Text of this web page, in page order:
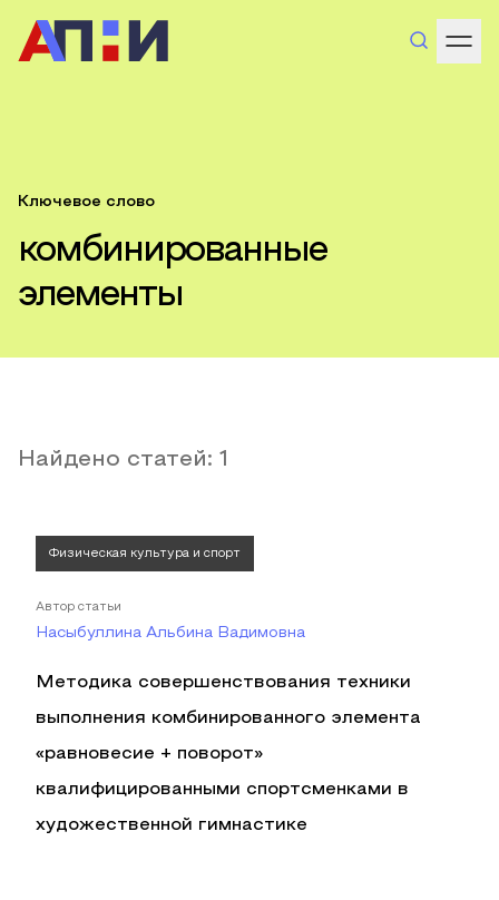
Ключевое слово
комбинированные
элементы
Найдено статей: 1
Физическая культура и спорт
Автор статьи
Насыбуллина Альбина Вадимовна
Методика совершенствования техники
выполнения комбинированного элемента
«равновесие + поворот»
квалифицированными спортсменками в
художественной гимнастике